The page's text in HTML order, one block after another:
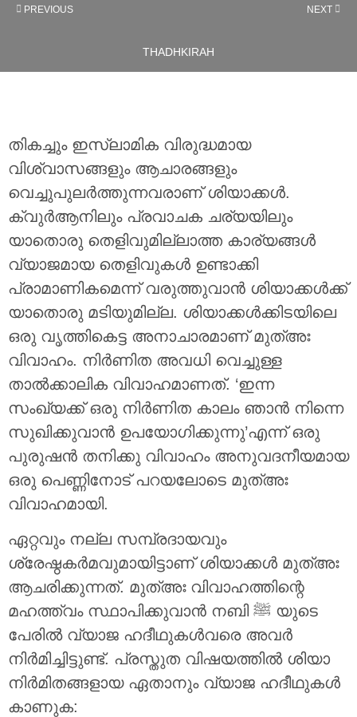
PREVIOUS NEXT
THADHKIRAH
തികച്ചും ഇസ്‌ലാമിക വിരുദ്ധമായ
വിശ്വാസങ്ങളും ആചാരങ്ങളും
വെച്ചുപുലര്‍ത്തുന്നവരാണ് ശിയാക്കള്‍.
ക്വുര്‍ആനിലും പ്രവാചക ചര്യയിലും
യാതൊരു തെളിവുമില്ലാത്ത കാര്യങ്ങള്‍
വ്യാജമായ തെളിവുകള്‍ ഉണ്ടാക്കി
പ്രാമാണികമെന്ന് വരുത്തുവാന്‍ ശിയാക്കള്‍ക്ക്
യാതൊരു മടിയുമില്ല. ശിയാക്കള്‍ക്കിടയിലെ
ഒരു വൃത്തികെട്ട അനാചാരമാണ് മുത്അഃ
വിവാഹം. നിര്‍ണിത അവധി വെച്ചുള്ള
താല്‍ക്കാലിക വിവാഹമാണത്. ‘ഇന്ന
സംഖ്യക്ക് ഒരു നിര്‍ണിത കാലം ഞാന്‍ നിന്നെ
സുഖിക്കുവാന്‍ ഉപയോഗിക്കുന്നു’എന്ന് ഒരു
പുരുഷന്‍ തനിക്കു വിവാഹം അനുവദനീയമായ
ഒരു പെണ്ണിനോട് പറയലോടെ മുത്അഃ
വിവാഹമായി.
ഏറ്റവും നല്ല സമ്പ്രദായവും
ശ്രേഷ്ഠകര്‍മവുമായിട്ടാണ് ശിയാക്കള്‍ മുത്അഃ
ആചരിക്കുന്നത്. മുത്അഃ വിവാഹത്തിന്റെ
മഹത്ത്വം സ്ഥാപിക്കുവാന്‍ നബി ﷺ യുടെ
പേരില്‍ വ്യാജ ഹദീഥുകള്‍വരെ അവര്‍
നിര്‍മിച്ചിട്ടുണ്ട്. പ്രസ്തുത വിഷയത്തില്‍ ശിയാ
നിര്‍മിതങ്ങളായ ഏതാനും വ്യാജ ഹദീഥുകള്‍
കാണുക: